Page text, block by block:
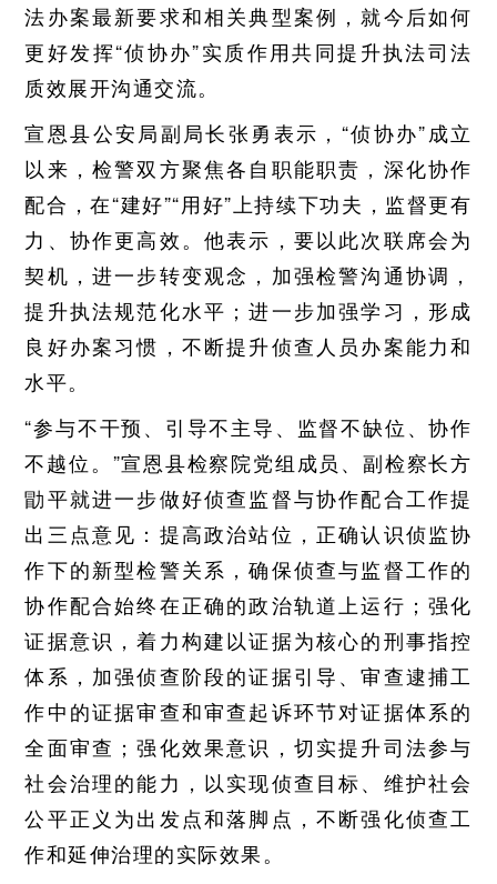
法办案最新要求和相关典型案例，就今后如何
更好发挥“侦协办”实质作用共同提升执法司法
质效展开沟通交流。
宣恩县公安局副局长张勇表示，“侦协办”成立
以来，检警双方聚焦各自职能职责，深化协作
配合，在“建好”“用好”上持续下功夫，监督更有
力、协作更高效。他表示，要以此次联席会为
契机，进一步转变观念，加强检警沟通协调，
提升执法规范化水平；进一步加强学习，形成
良好办案习惯，不断提升侦查人员办案能力和
水平。
“参与不干预、引导不主导、监督不缺位、协作
不越位。”宣恩县检察院党组成员、副检察长方
勖平就进一步做好侦查监督与协作配合工作提
出三点意见：提高政治站位，正确认识侦监协
作下的新型检警关系，确保侦查与监督工作的
协作配合始终在正确的政治轨道上运行；强化
证据意识，着力构建以证据为核心的刑事指控
体系，加强侦查阶段的证据引导、审查逮捕工
作中的证据审查和审查起诉环节对证据体系的
全面审查；强化效果意识，切实提升司法参与
社会治理的能力，以实现侦查目标、维护社会
公平正义为出发点和落脚点，不断强化侦查工
作和延伸治理的实际效果。